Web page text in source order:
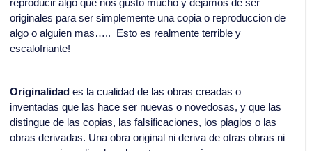
reproducir algo que nos gusto mucho y dejamos de ser
originales para ser simplemente una copia o reproduccion de
algo o alguien mas….. Esto es realmente terrible y
escalofriante!
Originalidad es la cualidad de las obras creadas o
inventadas que las hace ser nuevas o novedosas, y que las
distingue de las copias, las falsificaciones, los plagios o las
obras derivadas. Una obra original ni deriva de otras obras ni